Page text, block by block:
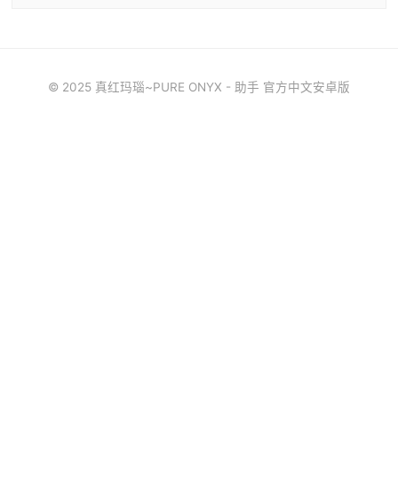
© 2025 真红玛瑙~PURE ONYX - 助手 官方中文安卓版